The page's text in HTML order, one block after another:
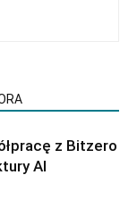
z Bitzero
AI